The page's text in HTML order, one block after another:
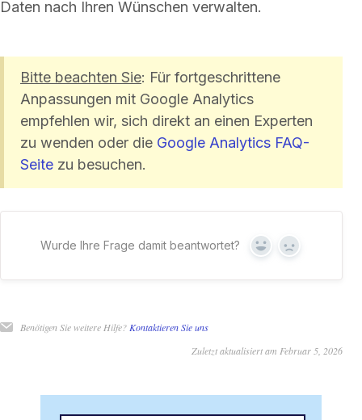
Daten nach Ihren Wünschen verwalten.
Bitte beachten Sie: Für fortgeschrittene
Anpassungen mit Google Analytics
empfehlen wir, sich direkt an einen Experten
zu wenden oder die Google Analytics FAQ-
Seite zu besuchen.
Wurde Ihre Frage damit beantwortet? Ja Nein
Benötigen Sie weitere Hilfe? Kontaktieren Sie uns
Zuletzt aktualisiert am Februar 5, 2026